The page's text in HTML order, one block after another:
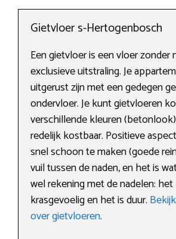
Gietvloer s-Hertogenbosch
Een gietvloer is een vloer zonder
exclusieve uitstraling. Je
uitgerust zijn met een gedegen
ondervloer. Je kunt gietvloeren
verschillende kleuren
redelijk kostbaar. Positieve
snel schoon te maken (goede
vuil tussen de naden, en het is
wel rekening met de nadelen:
krasgevoelig en het is duur.
over gietvloeren.